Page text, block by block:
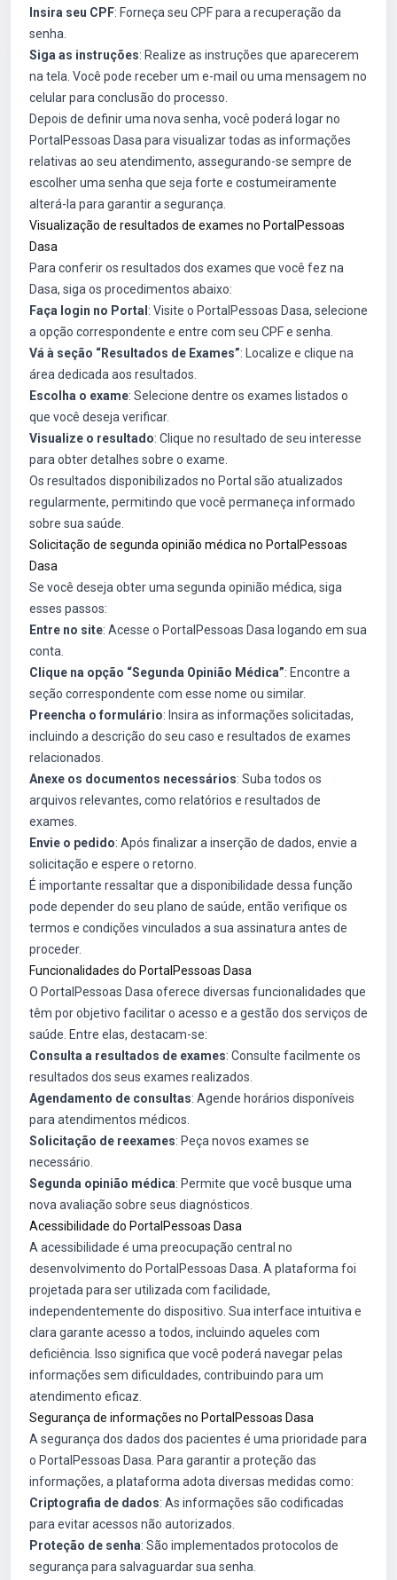
Insira seu CPF: Forneça seu CPF para a recuperação da
senha.
Siga as instruções: Realize as instruções que aparecerem
na tela. Você pode receber um e-mail ou uma mensagem no
celular para conclusão do processo.
Depois de definir uma nova senha, você poderá logar no
PortalPessoas Dasa para visualizar todas as informações
relativas ao seu atendimento, assegurando-se sempre de
escolher uma senha que seja forte e costumeiramente
alterá-la para garantir a segurança.
Visualização de resultados de exames no PortalPessoas
Dasa
Para conferir os resultados dos exames que você fez na
Dasa, siga os procedimentos abaixo:
Faça login no Portal : Visite o PortalPessoas Dasa, selecione
a opção correspondente e entre com seu CPF e senha.
Vá à seção “Resultados de Exames”: Localize e clique na
área dedicada aos resultados.
Escolha o exame: Selecione dentre os exames listados o
que você deseja verificar.
Visualize o resultado: Clique no resultado de seu interesse
para obter detalhes sobre o exame.
Os resultados disponibilizados no Portal são atualizados
regularmente, permitindo que você permaneça informado
sobre sua saúde.
Solicitação de segunda opinião médica no PortalPessoas
Dasa
Se você deseja obter uma segunda opinião médica, siga
esses passos:
Entre no site: Acesse o PortalPessoas Dasa logando em sua
conta.
Clique na opção “Segunda Opinião Médica”: Encontre a
seção correspondente com esse nome ou similar.
Preencha o formulário: Insira as informações solicitadas,
incluindo a descrição do seu caso e resultados de exames
relacionados.
Anexe os documentos necessários: Suba todos os
arquivos relevantes, como relatórios e resultados de
exames.
Envie o pedido: Após finalizar a inserção de dados, envie a
solicitação e espere o retorno.
É importante ressaltar que a disponibilidade dessa função
pode depender do seu plano de saúde, então verifique os
termos e condições vinculados a sua assinatura antes de
proceder.
Funcionalidades do PortalPessoas Dasa
O PortalPessoas Dasa oferece diversas funcionalidades que
têm por objetivo facilitar o acesso e a gestão dos serviços de
saúde. Entre elas, destacam-se:
Consulta a resultados de exames: Consulte facilmente os
resultados dos seus exames realizados.
Agendamento de consultas: Agende horários disponíveis
para atendimentos médicos.
Solicitação de reexames: Peça novos exames se
necessário.
Segunda opinião médica: Permite que você busque uma
nova avaliação sobre seus diagnósticos.
Acessibilidade do PortalPessoas Dasa
A acessibilidade é uma preocupação central no
desenvolvimento do PortalPessoas Dasa. A plataforma foi
projetada para ser utilizada com facilidade,
independentemente do dispositivo. Sua interface intuitiva e
clara garante acesso a todos, incluindo aqueles com
deficiência. Isso significa que você poderá navegar pelas
informações sem dificuldades, contribuindo para um
atendimento eficaz.
Segurança de informações no PortalPessoas Dasa
A segurança dos dados dos pacientes é uma prioridade para
o PortalPessoas Dasa. Para garantir a proteção das
informações, a plataforma adota diversas medidas como:
Criptografia de dados: As informações são codificadas
para evitar acessos não autorizados.
Proteção de senha: São implementados protocolos de
segurança para salvaguardar sua senha.